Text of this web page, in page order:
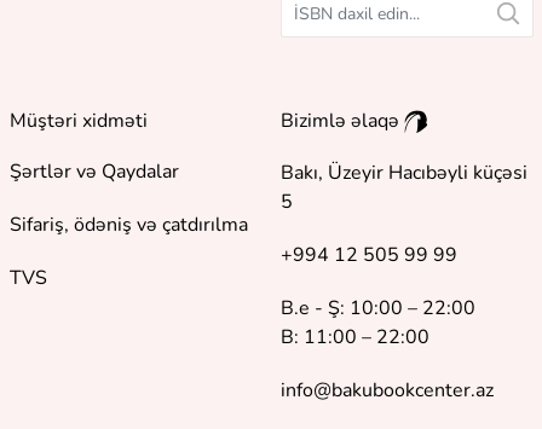
Müştəri xidməti
Şərtlər və Qaydalar
Sifariş, ödəniş və çatdırılma
TVS
Bizimlə əlaqə
Bakı, Üzeyir Hacıbəyli küçəsi
5
+994 12 505 99 99
B.e - Ş: 10:00 – 22:00
B: 11:00 – 22:00
info@bakubookcenter.az